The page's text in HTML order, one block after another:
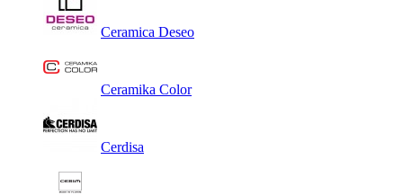
Ceramica Deseo
Ceramika Color
Cerdisa